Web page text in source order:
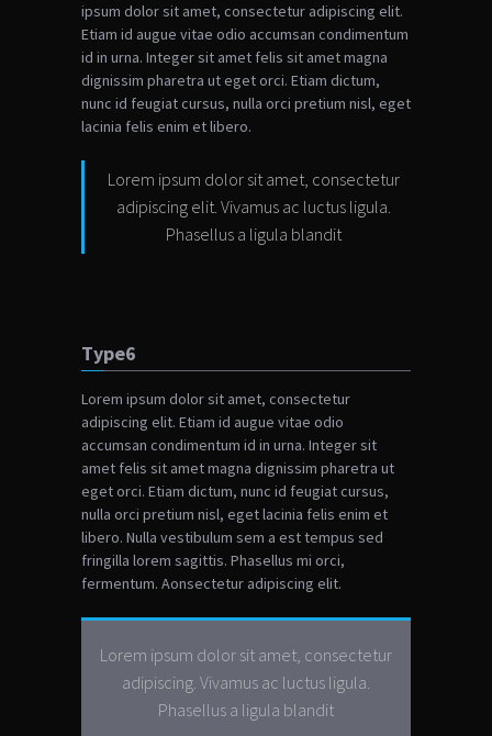
ipsum dolor sit amet, consectetur adipiscing elit.
Etiam id augue vitae odio accumsan condimentum
id in urna. Integer sit amet felis sit amet magna
dignissim pharetra ut eget orci. Etiam dictum,
nunc id feugiat cursus, nulla orci pretium nisl, eget
lacinia felis enim et libero.
Lorem ipsum dolor sit amet, consectetur
adipiscing elit. Vivamus ac luctus ligula.
Phasellus a ligula blandit
Type6
Lorem ipsum dolor sit amet, consectetur
adipiscing elit. Etiam id augue vitae odio
accumsan condimentum id in urna. Integer sit
amet felis sit amet magna dignissim pharetra ut
eget orci. Etiam dictum, nunc id feugiat cursus,
nulla orci pretium nisl, eget lacinia felis enim et
libero. Nulla vestibulum sem a est tempus sed
fringilla lorem sagittis. Phasellus mi orci,
fermentum.
Lorem ipsum dolor sit amet, consectetur
adipiscing. Vivamus ac luctus ligula.
Phasellus a ligula blandit
Aonsectetur adipiscing elit.